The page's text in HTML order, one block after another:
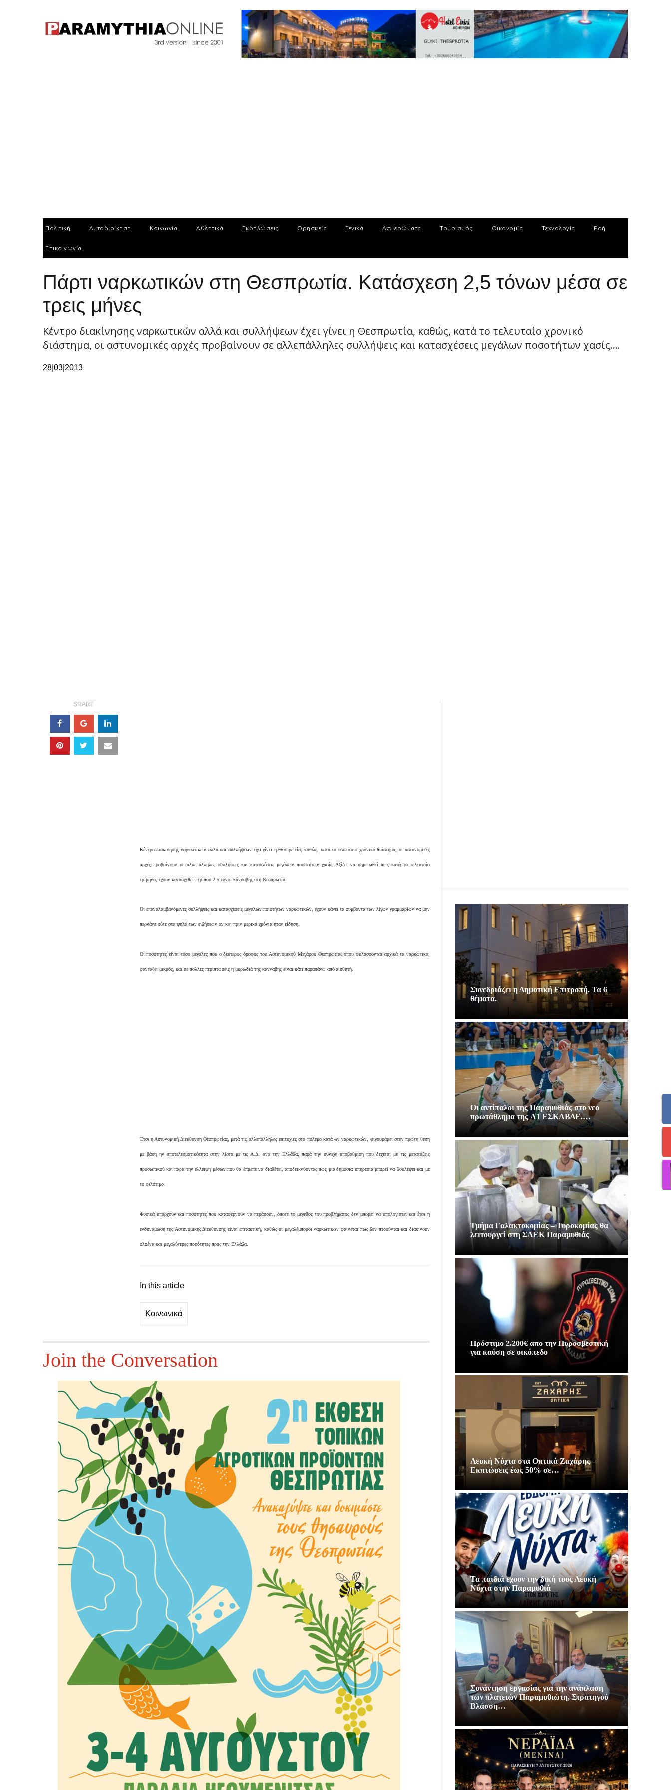
Πολιτική Αυτοδιοίκηση Κοινωνία Αθλητικά Εκδηλώσεις Θρησκεία Γενικά Αφιερώματα Τουρισμός Οικονομία Τεχνολογία Ροή
Επικοινωνία
Πάρτι ναρκωτικών στη Θεσπρωτία. Κατάσχεση 2,5 τόνων μέσα σε
τρεις μήνες
Κέντρο διακίνησης ναρκωτικών αλλά και συλλήψεων έχει γίνει η Θεσπρωτία, καθώς, κατά το τελευταίο χρονικό
διάστημα, οι αστυνομικές αρχές προβαίνουν σε αλλεπάλληλες συλλήψεις και κατασχέσεις μεγάλων ποσοτήτων χασίς....
28|03|2013
SHARE
Κέντρο διακίνησης ναρκωτικών αλλά και συλλήψεων έχει γίνει η Θεσπρωτία, καθώς, κατά το τελευταίο χρονικό διάστημα, οι αστυνομικές
αρχές προβαίνουν σε αλλεπάλληλες συλλήψεις και κατασχέσεις μεγάλων ποσοτήτων χασίς. Αξίζει να σημειωθεί πως κατά το τελευταίο
τρίμηνο, έχουν κατασχεθεί περίπου 2,5 τόνοι κάνναβης στη Θεσπρωτία.
Οι επαναλαμβανόμενες συλλήψεις και κατασχέσεις μεγάλων ποιοτήτων ναρκωτικών, έχουν κάνει τα συμβάντα των λίγων γραμμαρίων να μην
περνάνε ούτε στα ψηλά των ειδήσεων αν και πριν μερικά χρόνια ήταν είδηση.
Οι ποσότητες είναι τόσο μεγάλες που ο δεύτερος όροφος του Αστυνομικού Μεγάρου Θεσπρωτίας όπου φυλάσσονται αρχικά τα ναρκωτικά,
φαντάζει μικρός, και σε πολλές περιπτώσεις η μυρωδιά της κάνναβης είναι κάτι παραπάνω από αισθητή.
Έτσι η Αστυνομική Διεύθυνση Θεσπρωτίας, μετά τις αλλεπάλληλες επιτυχίες στο πόλεμο κατά ων ναρκωτικών, φιγουράρει στην πρώτη θέση
με βάση ην αποτελεσματικότητα στην λίστα με τις Α.Δ. ανά την Ελλάδα, παρά την συνεχή υποβάθμιση που δέχεται με τις μετατάξεις
προσωπικού και παρά την έλλειψη μέσων που θα έπρεπε να διαθέτει, αποδεικνύοντας πως μια δημόσια υπηρεσία μπορεί να δουλέψει και με
το φιλότιμο.
Φυσικά υπάρχουν και ποσότητες που καταφέρνουν να περάσουν, όποτε το μέγεθος του προβλήματος δεν μπορεί να υπολογιστεί και έτσι η
ενδυνάμωση της Αστυνομικής Διεύθυνσης είναι επιτακτική, καθώς οι μεγαλέμποροι ναρκωτικών φαίνεται πως δεν πτοούνται και διακινούν
ολοένα και μεγαλύτερες ποσότητες προς την Ελλάδα.
In this article
Κοινωνικά
Join the Conversation
Συνεδριάζει η Δημοτική Επιτροπή. Τα 6
θέματα.
Οι αντίπαλοι της Παραμυθιάς στο νεο
πρωτάθλημα της A1 ΕΣΚΑΒΔΕ.…
Τμήμα Γαλακτοκομίας – Τυροκομίας θα
λειτουργεί στη ΣΑΕΚ Παραμυθιάς
Πρόστιμο 2.200€ απο την Πυροσβεστική
για καύση σε οικόπεδο
Λευκή Νύχτα στα Οπτικά Ζαχάρης –
Εκπτώσεις έως 50% σε…
Τα παιδιά εχουν την δική τους Λευκή
Νύχτα στην Παραμυθιά
Συνάντηση εργασίας για την ανάπλαση
των πλατειών Παραμυθιώτη, Στρατηγού
Βλάσση…